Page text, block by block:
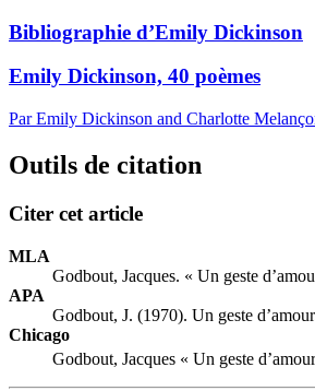
Bibliographie d’Emily Dickinson
Emily Dickinson, 40 poèmes
Par Emily Dickinson and Charlotte
Outils de citation
Citer cet article
MLA
Godbout, Jacques. « Un geste
APA
Godbout, J. (1970). Un geste
Chicago
Godbout, Jacques « Un geste